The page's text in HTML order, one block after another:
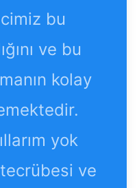
bu
ve bu
kolay
yok
ve